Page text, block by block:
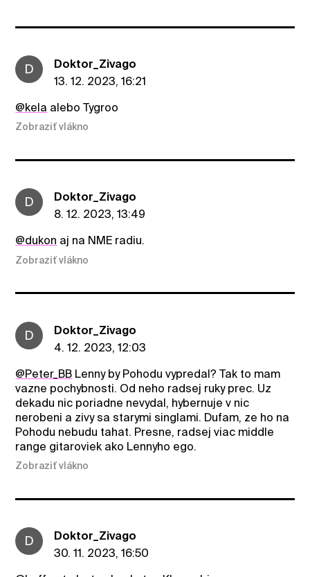
D
Doktor_Zivago
13. 12. 2023, 16:21
@kela alebo Tygroo
Zobraziť vlákno
D
Doktor_Zivago
8. 12. 2023, 13:49
@dukon aj na NME radiu.
Zobraziť vlákno
D
Doktor_Zivago
4. 12. 2023, 12:03
@Peter_BB Lenny by Pohodu vypredal? Tak to mam
vazne pochybnosti. Od neho radsej ruky prec. Uz
dekadu nic poriadne nevydal, hybernuje v nic
nerobeni a zivy sa starymi singlami. Dufam, ze ho na
Pohodu nebudu tahat. Presne, radsej viac middle
range gitaroviek ako Lennyho ego.
Zobraziť vlákno
D
Doktor_Zivago
30. 11. 2023, 16:50